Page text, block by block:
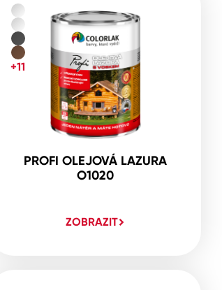
PROFI OLEJOVÁ LAZURA
O1020
ZOBRAZIT
+11